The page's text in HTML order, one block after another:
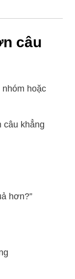
câu
hoặc
câu khẳng
hơn?”